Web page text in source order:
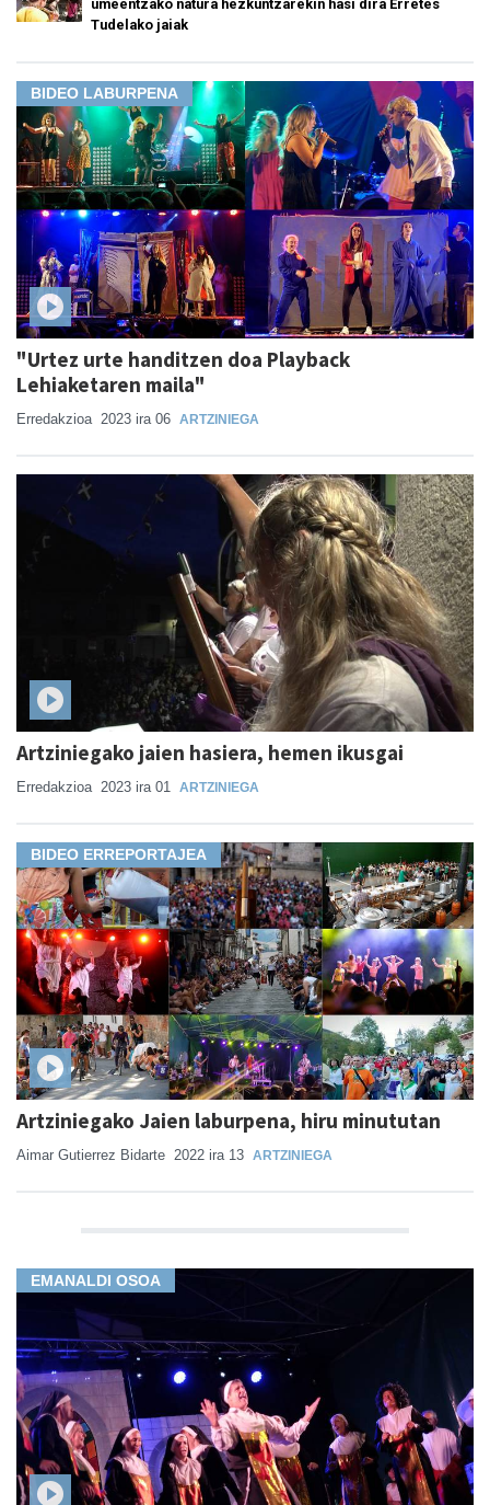
umeentzako natura hezkuntzarekin hasi dira Erretes
Tudelako jaiak
BIDEO LABURPENA
"Urtez urte handitzen doa Playback
Lehiaketaren maila"
Erredakzioa 2023 ira 06 ARTZINIEGA
Artziniegako jaien hasiera, hemen ikusgai
Erredakzioa 2023 ira 01 ARTZINIEGA
BIDEO ERREPORTAJEA
Artziniegako Jaien laburpena, hiru minututan
Aimar Gutierrez Bidarte 2022 ira 13 ARTZINIEGA
EMANALDI OSOA